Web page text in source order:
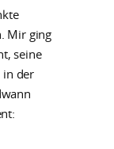
Mir ging
seine
in der